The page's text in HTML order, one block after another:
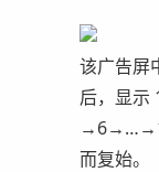
该广告屏
后，显示
→6→…→1
而复始。